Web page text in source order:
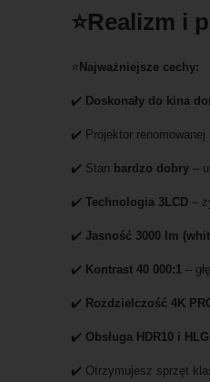
⭐Realizm i
⭐ Najważniejsze cechy:
✔️ Doskonały do kina
✔️ Projektor renomowanej
✔️ Stan bardzo dobry –
✔️Technologia 3LCD –
✔️ Jasność 3000 lm
✔️ Kontrast 40 000:1 –
✔️ Rozdzielczość 4K
✔️ Obsługa HDR10 i HLG
✔️ Otrzymujesz sprzęt